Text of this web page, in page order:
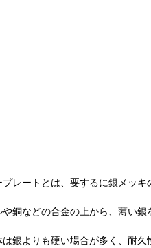
プレートとは、要するに銀メッキ
や銅などの合金の上から、薄い銀
銀よりも硬い場合が多く、耐久